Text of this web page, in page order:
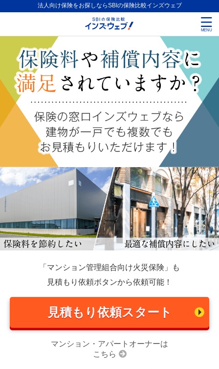
法人向け保険をお探しならSBIの保険比較インズウェブ
「マンション管理組合向け火災保険」も
見積もり依頼ボタンから依頼可能！
見積もり依頼スタート
マンション・アパートオーナーは
こちら